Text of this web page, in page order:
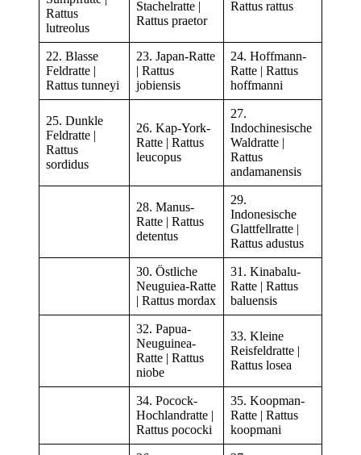
Rattus
lutreolus
Stachelratte |
Rattus praetor
Rattus rattus
22. Blasse
Feldratte |
Rattus tunneyi
23. Japan-Ratte
| Rattus
jobiensis
24. Hoffmann-
Ratte | Rattus
hoffmanni
25. Dunkle
Feldratte |
Rattus
sordidus
26. Kap-York-
Ratte | Rattus
leucopus
27.
Indochinesische
Waldratte |
Rattus
andamanensis
28. Manus-
Ratte | Rattus
detentus
29.
Indonesische
Glattfellratte |
Rattus adustus
30. Östliche
Neuguiea-Ratte
| Rattus mordax
31. Kinabalu-
Ratte | Rattus
baluensis
32. Papua-
Neuguinea-
Ratte | Rattus
niobe
33. Kleine
Reisfeldratte |
Rattus losea
34. Pocock-
Hochlandratte |
Rattus pococki
35. Koopman-
Ratte | Rattus
koopmani